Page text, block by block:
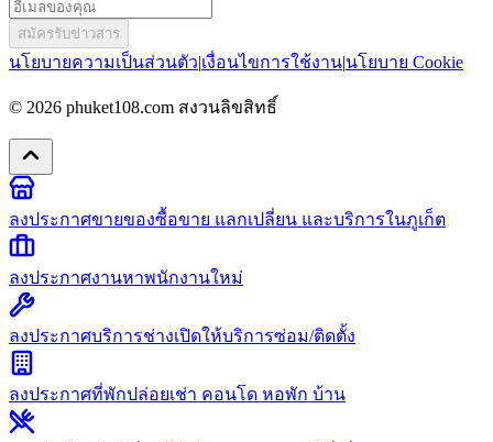
สมัครรับข่าวสาร
นโยบายความเป็นส่วนตัว|เงื่อนไขการใช้งาน|นโยบาย Cookie
© 2026 phuket108.com สงวนลิขสิทธิ์
ลงประกาศขายของซื้อขาย แลกเปลี่ยน และบริการในภูเก็ต
ลงประกาศงานหาพนักงานใหม่
ลงประกาศบริการช่างเปิดให้บริการซ่อม/ติดตั้ง
ลงประกาศที่พักปล่อยเช่า คอนโด หอพัก บ้าน